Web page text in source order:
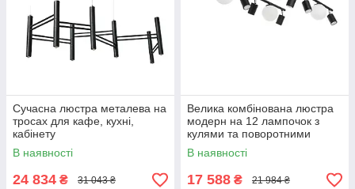
Сучасна люстра металева на
тросах для кафе, кухні,
кабінету
В наявності
24 834 ₴ 31 043 ₴
Велика комбінована люстра
модерн на 12 лампочок з
кулями та поворотними
тубусами
В наявності
17 588 ₴ 21 984 ₴